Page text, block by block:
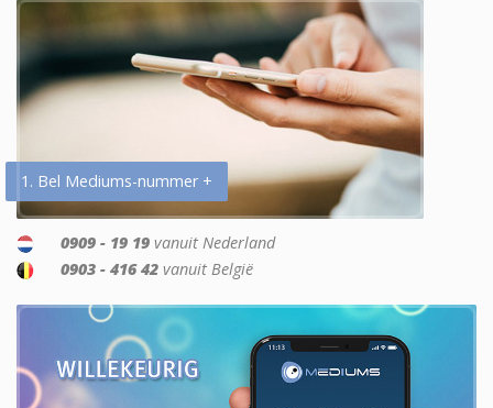
1. Bel Mediums-nummer +
0909 - 19 19 vanuit Nederland
0903 - 416 42 vanuit België